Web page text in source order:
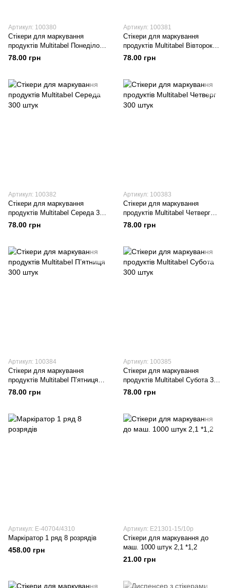
Артикул: 100380
Стікери для маркування
продуктів Multitabel Понеділок
300 штук
78.00 грн
Артикул: 100381
Стікери для маркування
продуктів Multitabel Вівторок
300 штук
78.00 грн
Артикул: 100382
Стікери для маркування
продуктів Multitabel Середа 300
штук
78.00 грн
Артикул: 100383
Стікери для маркування
продуктів Multitabel Четверг
300 штук
78.00 грн
Артикул: 100384
Стікери для маркування
продуктів Multitabel П’ятниця
300 штук
78.00 грн
Артикул: 100385
Стікери для маркування
продуктів Multitabel Субота 300
штук
78.00 грн
Артикул: E-40704/4310
Маркіратор 1 ряд 8 розрядів
458.00 грн
Артикул: E21301-15/10р
Стікери для маркування до
маш. 1000 штук 2,1 *1,2
21.00 грн